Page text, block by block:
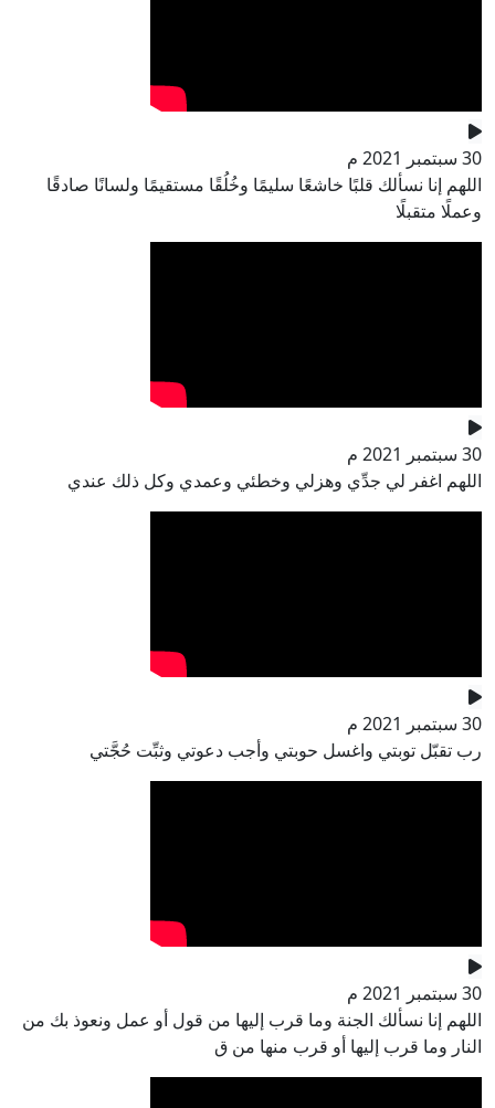
30 سبتمبر 2021 م
اللهم إنا نسألك قلبًا خاشعًا سليمًا وخُلُقًا مستقيمًا ولسانًا صادقًا
وعملًا متقبلًا
30 سبتمبر 2021 م
اللهم اغفر لي جدِّي وهزلي وخطئي وعمدي وكل ذلك عندي
30 سبتمبر 2021 م
رب تقبّل توبتي واغسل حوبتي وأجب دعوتي وثبِّت حُجَّتي
30 سبتمبر 2021 م
اللهم إنا نسألك الجنة وما قرب إليها من قول أو عمل ونعوذ بك من
النار وما قرب إليها أو قرب منها من ق